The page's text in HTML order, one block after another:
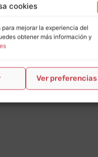
cookies
mejorar la experiencia del
obtener más información y
Ver preferencias